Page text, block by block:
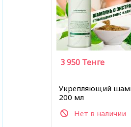
Укрепляющий
200 мл
Нет в наличии
3 950 Тенге